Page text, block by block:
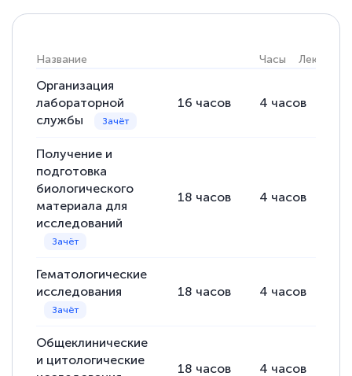
Название Часы Лекции
Организация
лабораторной
службы
16 часов 4 часов
Получение и
подготовка
биологического
материала для
исследований
18 часов 4 часов
Гематологические
исследования
18 часов 4 часов
Общеклинические
и цитологические
18 часов 4 часов